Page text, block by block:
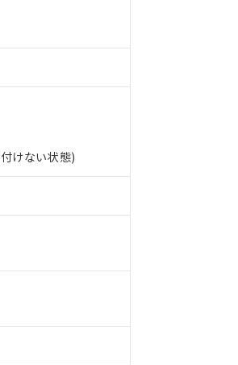
けない状態)
スの対象外となる商品もあることをご了
いる更新日時点での社内データに基づき
び標準価格とは異なる場合があることを
引先、またはお客様担当のオムロン制御
諾なく第三者に漏洩または開示しないよ
ご利用いただくには、I-Webメンバーズに
た部品リストについて、当社および当社
取引・商談に必要な範囲で利用すること
用に関して"
以下、ポリ臭化ジフェニルエーテル類(PBDE)
下、フタル酸ブチルベンジル（BBP） 1000ppm以下、
以下
することがあります。
ます。
過去に遡って非含有を証明するものでは
応では、対応完了までの期間は出荷製品
した。
とから、特段のことがない限り、2022年
、
、 PBDEs(ポリ臭化ジフェニルエーテル類) :
) : 1000ppm、 BBP(フタル酸ブチルベンジル) :
であることを示します。
に漏えいし、環境に深刻な影響を及ぼさな
ください。
するなど、違法に輸出されないよう必要
器、生物兵器またはその他武器並びにこ
上記1、2および3の内容を当該第三者に通
が違法に輸出するおそれがある場合は、
様のお取引先、またはお客様担当のオム
い)
していない機種